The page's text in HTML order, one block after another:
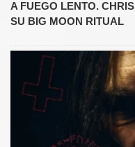
A FUEGO LENTO.
SU BIG MOON RITUAL